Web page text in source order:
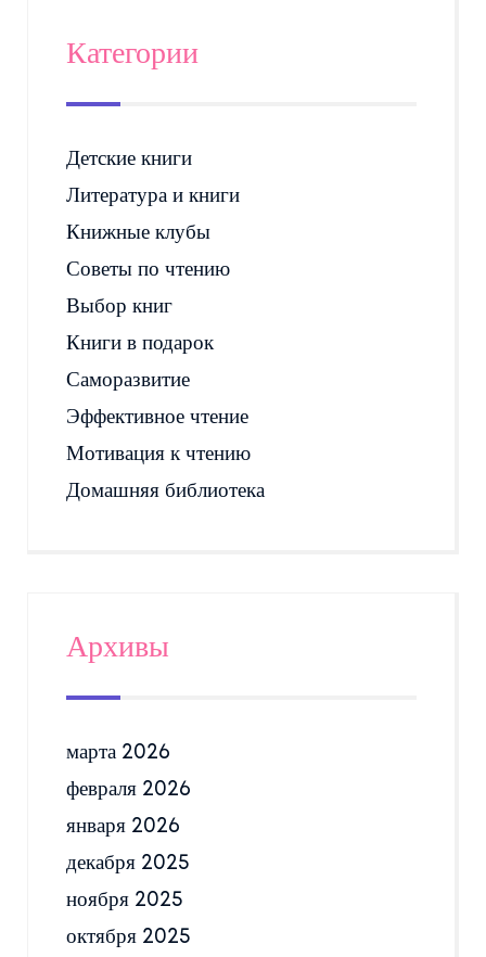
Категории
Детские книги
Литература и книги
Книжные клубы
Советы по чтению
Выбор книг
Книги в подарок
Саморазвитие
Эффективное чтение
Мотивация к чтению
Домашняя библиотека
Архивы
марта 2026
февраля 2026
января 2026
декабря 2025
ноября 2025
октября 2025